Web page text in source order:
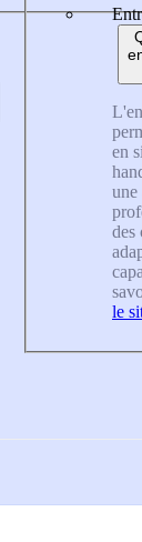
en
une
des
le